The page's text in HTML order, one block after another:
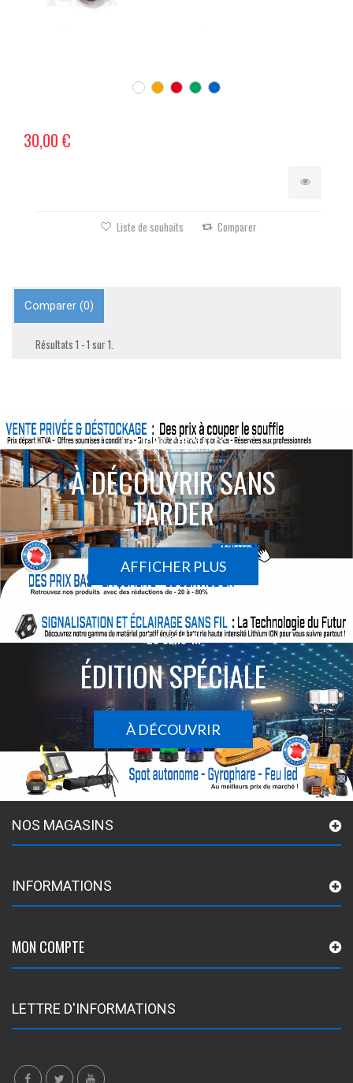
30,00 €
Liste de souhaits Comparer
Comparer (0)
Résultats 1 - 1 sur 1.
ACTIONS SPÉCIALES
À DÉCOUVRIR SANS
TARDER
AFFICHER PLUS
Le sans-fil
ÉDITION SPÉCIALE
À DÉCOUVRIR
NOS MAGASINS
INFORMATIONS
MON COMPTE
LETTRE D'INFORMATIONS